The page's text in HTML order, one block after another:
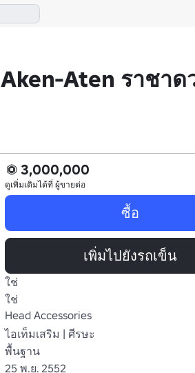
Aten ราชาด
3,000,000
ดูเพิ่มเติมได้ที่ ผู้ขายต่อ
ซื้อ
เพิ่มไปยังรถเข็น
ใช่
ใช่
Head Accessories
ไอเท็มเสริม | ศีรษะ
พื้นฐาน
25 พ.ย. 2552